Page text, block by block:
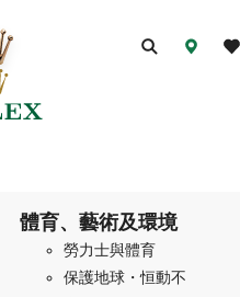
體育、藝術及環境
勞力士與體育
保護地球・恒動不